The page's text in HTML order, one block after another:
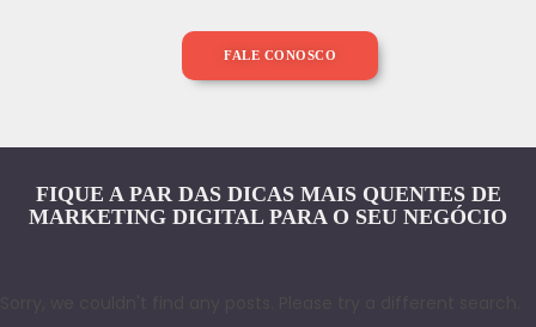
FALE CONOSCO
FIQUE A PAR DAS DICAS MAIS QUENTES DE
MARKETING DIGITAL PARA O SEU NEGÓCIO